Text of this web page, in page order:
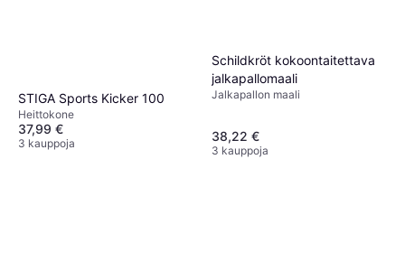
STIGA Sports Kicker 100
Heittokone
37,99 €
3 kauppoja
Schildkröt kokoontaitettava
jalkapallomaali
Jalkapallon maali
38,22 €
3 kauppoja